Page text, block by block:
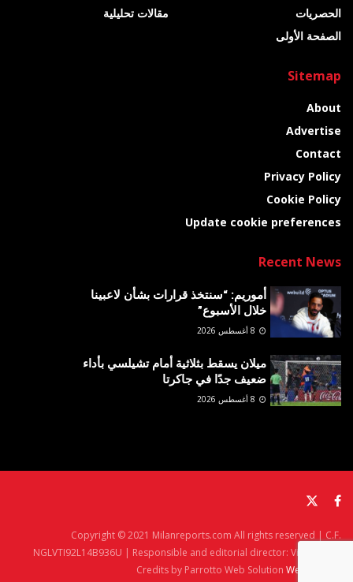
الحصريات
الصفحة الأولى
مقالات تحليلية
Sitemap
About
Advertise
Contact
Privacy Policy
Cookie Policy
Update cookie preferences
Recent News
أموريم: “سنتخذ قرارات بشأن لاعبينا
خلال الأسبوع”
ميلان يسقط بثلاثية أمام تشيلسي بأداء
ضعيف جدًا في جاكرتا
Copyright © 2021 Milanreports.com All rights reserved | C.F.
NGLVTI92L14B936U | Responsible and editorial director: Vito Angelè
Credits by Parrotto Web Solution Web Agency